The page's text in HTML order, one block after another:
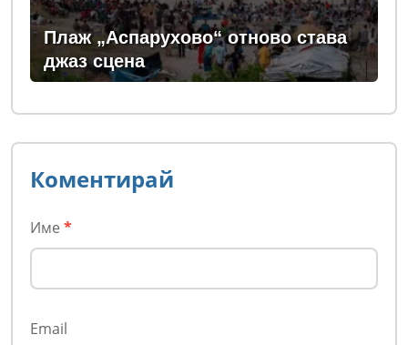
Плаж „Аспарухово“ отново става
джаз сцена
Коментирай
Име *
Email